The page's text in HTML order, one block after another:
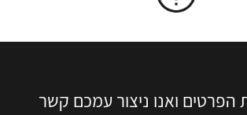
הפרטים ואנו ניצור עמכם קשר